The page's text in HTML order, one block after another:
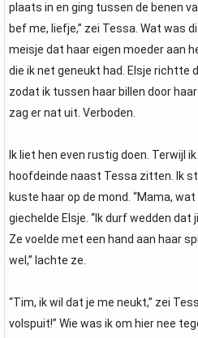
plaats in en ging tussen de benen
bef me, liefje,” zei Tessa. Wat was
meisje dat haar eigen moeder aan
die ik net geneukt had. Elsje richtte
zodat ik tussen haar billen door
zag er nat uit. Verboden.
Ik liet hen even rustig doen. Terwijl
hoofdeinde naast Tessa zitten. Ik
kuste haar op de mond. “Mama,
giechelde Elsje. “Ik durf wedden dat
Ze voelde met een hand aan haar
wel,” lachte ze.
“Tim, ik wil dat je me neukt,” zei
volspuit!” Wie was ik om hier nee